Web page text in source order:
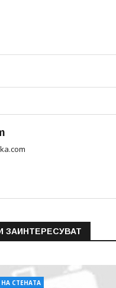
ЗАИНТЕРЕСУВАТ
НА СТЕНАТА